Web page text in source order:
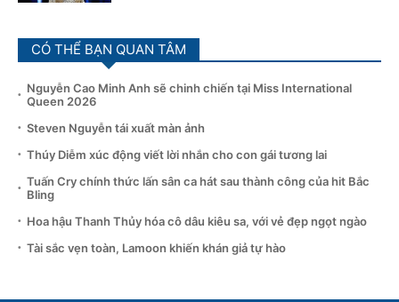
CÓ THỂ BẠN QUAN TÂM
Nguyễn Cao Minh Anh sẽ chinh chiến tại Miss International
Queen 2026
Steven Nguyễn tái xuất màn ảnh
Thúy Diễm xúc động viết lời nhắn cho con gái tương lai
Tuấn Cry chính thức lấn sân ca hát sau thành công của hit Bắc
Bling
Hoa hậu Thanh Thủy hóa cô dâu kiêu sa, với vẻ đẹp ngọt ngào
Tài sắc vẹn toàn, Lamoon khiến khán giả tự hào